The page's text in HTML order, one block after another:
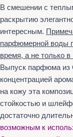
В смешении с
раскрытию
интересным.
парфюмерной воды
время, а не только в
Выпуск парфюма из
концентрацией
на кожу эта
стойкостью и
достаточно
возможным к